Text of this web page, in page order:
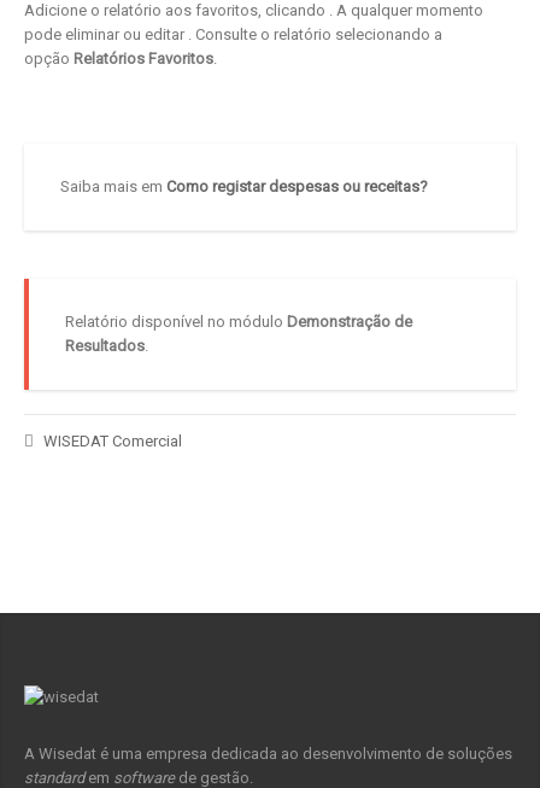
Adicione o relatório aos favoritos, clicando . A qualquer momento
pode eliminar ou editar . Consulte o relatório selecionando a
opção Relatórios Favoritos.
Saiba mais em Como registar despesas ou receitas?
Relatório disponível no módulo Demonstração de
Resultados.
WISEDAT Comercial
A Wisedat é uma empresa dedicada ao desenvolvimento de soluções
standardem softwarede gestão.